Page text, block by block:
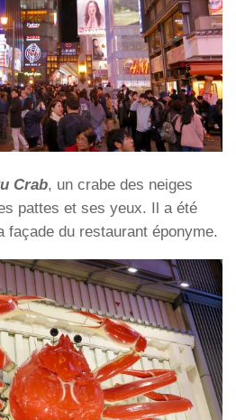
Crab, un crabe des neiges
pattes et ses yeux. Il a été
façade du restaurant éponyme.